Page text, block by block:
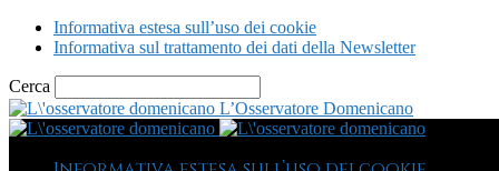
Informativa estesa sull’uso dei cookie
Informativa sul trattamento dei dati della Newsletter
Cerca
L’Osservatore Domenicano